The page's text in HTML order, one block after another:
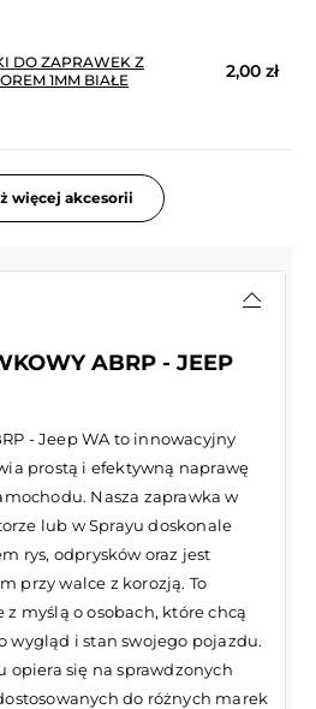
DO ZAPRAWEK Z
1MM BIAŁE
2,00 zł
więcej akcesorii
ABRP - JEEP
- Jeep WA to innowacyjny
prostą i efektywną naprawę
Nasza zaprawka w
lub w Sprayu doskonale
rys, odprysków oraz jest
przy walce z korozją. To
myślą o osobach, które chcą
wygląd i stan swojego pojazdu.
opiera się na sprawdzonych
do różnych marek